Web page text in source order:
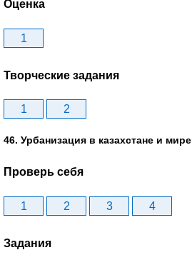
Оценка
1
Творческие задания
1 2
46. Урбанизация в казахстане и мире
Проверь себя
1 2 3 4
Задания